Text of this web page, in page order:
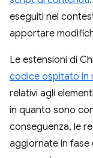
eseguiti nel
apportare
Le estensioni di
codice ospitato in
relativi agli
in quanto sono
conseguenza, le
aggiornate in fase